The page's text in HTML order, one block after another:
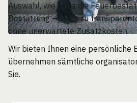
Auswahl, wie etwa die
Bestattung – stets zu
ohne unerwartete Zusatzkosten.
Wir bieten Ihnen eine persönliche
übernehmen sämtliche
Sie.